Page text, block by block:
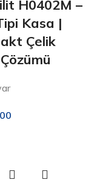
H0402M –
Kasa |
Çelik